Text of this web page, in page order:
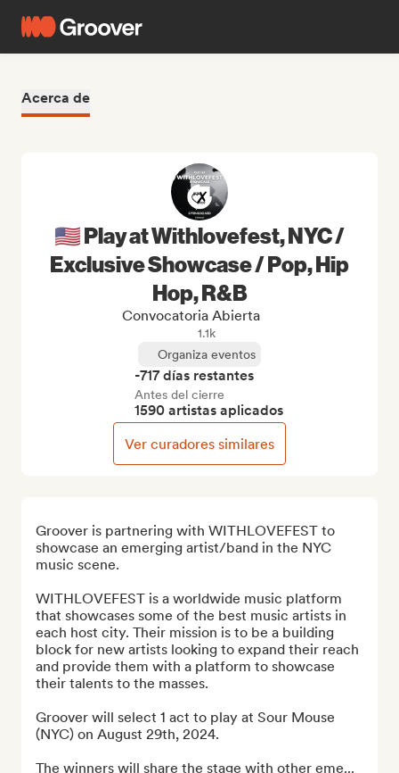
Acerca de
Groover is partnering with WITHLOVEFEST to
showcase an emerging artist/band in the NYC
music scene.
WITHLOVEFEST is a worldwide music platform
that showcases some of the best music artists in
each host city. Their mission is to be a building
block for new artists looking to expand their reach
and provide them with a platform to showcase
their talents to the masses.
Groover will select 1 act to play at Sour Mouse
(NYC) on August 29th, 2024.
The winners will share the stage with other eme...
🇺🇸 Play at Withlovefest, NYC /
Exclusive Showcase / Pop, Hip
Hop, R&B
Convocatoria Abierta
1.1k
Organiza eventos
-717 días restantes
Antes del cierre
1590 artistas aplicados
Ver curadores similares